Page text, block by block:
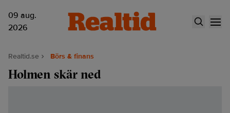
09 aug.
2026
Realtid.se Börs & finans
Holmen skär ned